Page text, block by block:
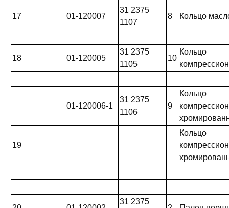
17 01-120007
31 2375
1107
8 Кольцо
18 01-120005
31 2375
1105
10
Кольцо
01-120006-1
31 2375
1106
9
Кольцо
19
Кольцо
31 2375